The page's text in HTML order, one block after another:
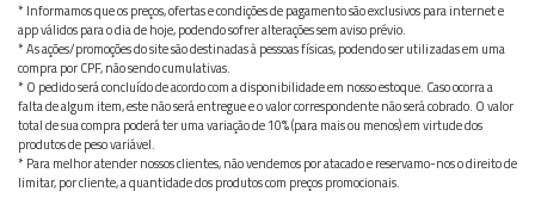
* Informamos que os preços, ofertas e condições de pagamento são exclusivos para internet e
app válidos para o dia de hoje, podendo sofrer alterações sem aviso prévio.
* As ações/promoções do site são destinadas à pessoas físicas, podendo ser utilizadas em uma
compra por CPF, não sendo cumulativas.
* O pedido será concluído de acordo com a disponibilidade em nosso estoque. Caso ocorra a
falta de algum item, este não será entregue e o valor correspondente não será cobrado. O valor
total de sua compra poderá ter uma variação de 10% (para mais ou menos) em virtude dos
produtos de peso variável.
* Para melhor atender nossos clientes, não vendemos por atacado e reservamo-nos o direito de
limitar, por cliente, a quantidade dos produtos com preços promocionais.